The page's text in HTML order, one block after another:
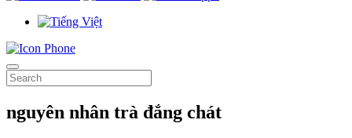
nguyên nhân trà đắng chát